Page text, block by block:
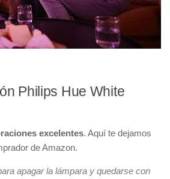
Philips Hue White
excelentes. Aquí te dejamos
de Amazon.
apagar la lámpara y quedarse con